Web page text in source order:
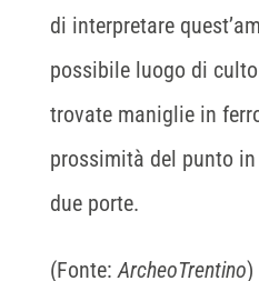
di interpretare
possibile luogo di
trovate maniglie in
prossimità del punto
due porte.
(Fonte: ArcheoTrentino)